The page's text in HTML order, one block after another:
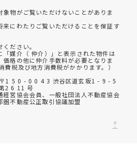
象物がご覧いただけないことがありま
来にわたりご覧いただけることを保証す
ださい。
「媒介（ 仲介）」と表示された物件は
価格の他に仲介手数料が必要となりま
費税及び地方消費税がかかります。）
1 5 0 - 0 0 4 3 渋谷区道玄坂1 - 9 - 5
2 6 11 号
経営協会会員、一般社団法人不動産協会
不動産公正取引協議加盟